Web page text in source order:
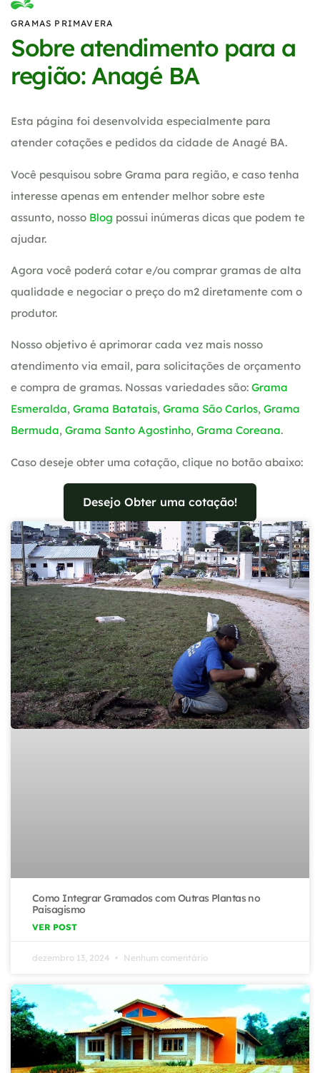
GRAMAS PRIMAVERA
Sobre atendimento para a
região: Anagé BA
Esta página foi desenvolvida especialmente para
atender cotações e pedidos da cidade de Anagé BA.
Você pesquisou sobre Grama para região, e caso tenha
interesse apenas em entender melhor sobre este
assunto, nosso Blog possui inúmeras dicas que podem te
ajudar.
Agora você poderá cotar e/ou comprar gramas de alta
qualidade e negociar o preço do m2 diretamente com o
produtor.
Nosso objetivo é aprimorar cada vez mais nosso
atendimento via email, para solicitações de orçamento
e compra de gramas. Nossas variedades são: Grama
Esmeralda, Grama Batatais, Grama São Carlos, Grama
Bermuda, Grama Santo Agostinho, Grama Coreana.
Caso deseje obter uma cotação, clique no botão abaixo:
Desejo Obter uma cotação!
Como Integrar Gramados com Outras Plantas no
Paisagismo
VER POST
dezembro 13, 2024 Nenhum comentário